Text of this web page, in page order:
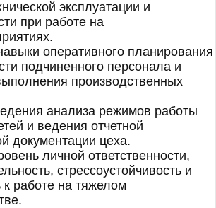
эксплуатации и
при работе на
оперативного планирования
подчиненного персонала и
производственных
анализа режимов работы
и ведения отчетной
документации цеха.
личной ответственности,
стрессоустойчивость и
к работе на тяжелом